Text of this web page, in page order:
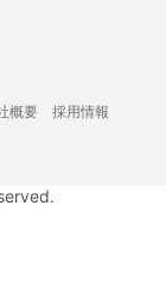
概要
採用情報